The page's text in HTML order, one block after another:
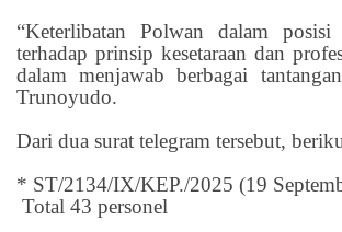
“Keterlibatan Polwan dalam
terhadap prinsip kesetaraan dan
dalam menjawab berbagai
Trunoyudo.
Dari dua surat telegram tersebut,
* ST/2134/IX/KEP./2025 (19
Total 43 personel